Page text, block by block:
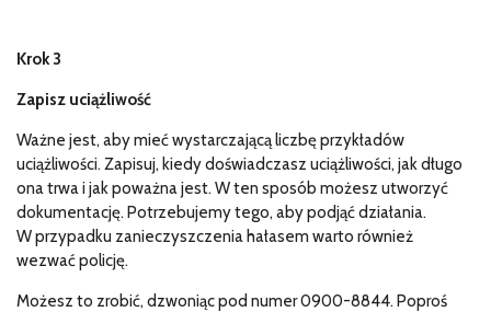
Krok 3
Zapisz uciążliwość
Ważne jest, aby mieć wystarczającą liczbę przykładów
uciążliwości. Zapisuj, kiedy doświadczasz uciążliwości, jak długo
ona trwa i jak poważna jest. W ten sposób możesz utworzyć
dokumentację. Potrzebujemy tego, aby podjąć działania.
W przypadku zanieczyszczenia hałasem warto również
wezwać policję.
Możesz to zrobić, dzwoniąc pod numer 0900-8844. Poproś